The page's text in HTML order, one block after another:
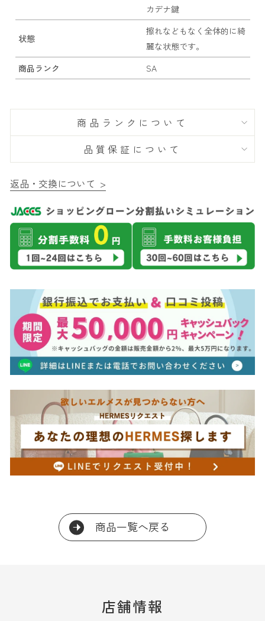
カデナ鍵
状態
擦れなどもなく全体的に綺
麗な状態です。
商品ランク
SA
商品ランクについて
品質保証について
返品・交換について >
商品一覧へ戻る
店舗情報